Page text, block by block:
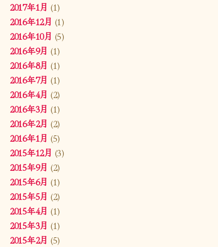
2017年1月 (1)
2016年12月 (1)
2016年10月 (5)
2016年9月 (1)
2016年8月 (1)
2016年7月 (1)
2016年4月 (2)
2016年3月 (1)
2016年2月 (2)
2016年1月 (5)
2015年12月 (3)
2015年9月 (2)
2015年6月 (1)
2015年5月 (2)
2015年4月 (1)
2015年3月 (1)
2015年2月 (5)